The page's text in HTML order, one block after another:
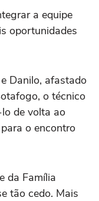
a equipe
oportunidades
Danilo, afastado
o técnico
de volta ao
o encontro
da Família
tão cedo. Mais